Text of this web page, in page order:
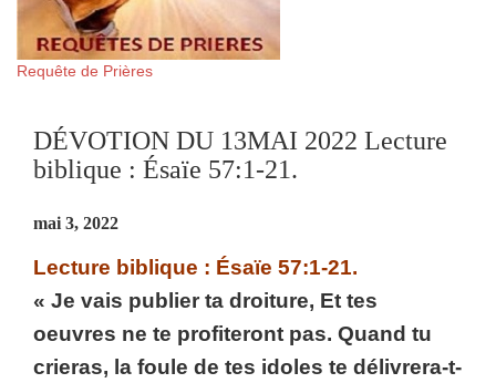
Requête de Prières
DÉVOTION DU 13MAI 2022 Lecture
biblique : Ésaïe 57:1-21.
mai 3, 2022
Lecture biblique : Ésaïe 57:1-21.
« Je vais publier ta droiture, Et tes
oeuvres ne te profiteront pas. Quand tu
crieras, la foule de tes idoles te délivrera-t-